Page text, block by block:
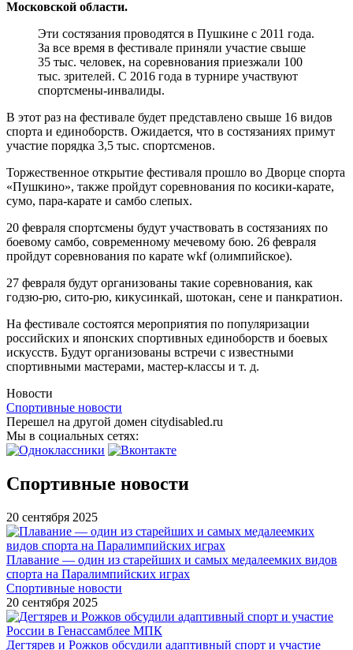
Московской области.
Эти состязания проводятся в Пушкине с 2011 года.
За все время в фестивале приняли участие свыше
35 тыс. человек, на соревнования приезжали 100
тыс. зрителей. С 2016 года в турнире участвуют
спортсмены-инвалиды.
В этот раз на фестивале будет представлено свыше 16 видов
спорта и единоборств. Ожидается, что в состязаниях примут
участие порядка 3,5 тыс. спортсменов.
Торжественное открытие фестиваля прошло во Дворце спорта
«Пушкино», также пройдут соревнования по косики-карате,
сумо, пара-карате и самбо слепых.
20 февраля спортсмены будут участвовать в состязаниях по
боевому самбо, современному мечевому бою. 26 февраля
пройдут соревнования по карате wkf (олимпийское).
27 февраля будут организованы такие соревнования, как
годзю-рю, сито-рю, кикусинкай, шотокан, сене и панкратион.
На фестивале состоятся мероприятия по популяризации
российских и японских спортивных единоборств и боевых
искусств. Будут организованы встречи с известными
спортивными мастерами, мастер-классы и т. д.
Новости
Спортивные новости
Перешел на другой домен citydisabled.ru
Мы в социальных сетях:
Спортивные новости
20 сентября 2025
Плавание — один из старейших и самых медалеемких видов
спорта на Паралимпийских играх
Спортивные новости
20 сентября 2025
Дегтярев и Рожков обсудили адаптивный спорт и участие